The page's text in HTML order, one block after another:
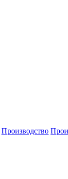
Производство